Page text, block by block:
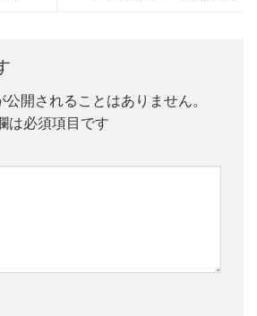
公開されることはありません。
は必須項目です